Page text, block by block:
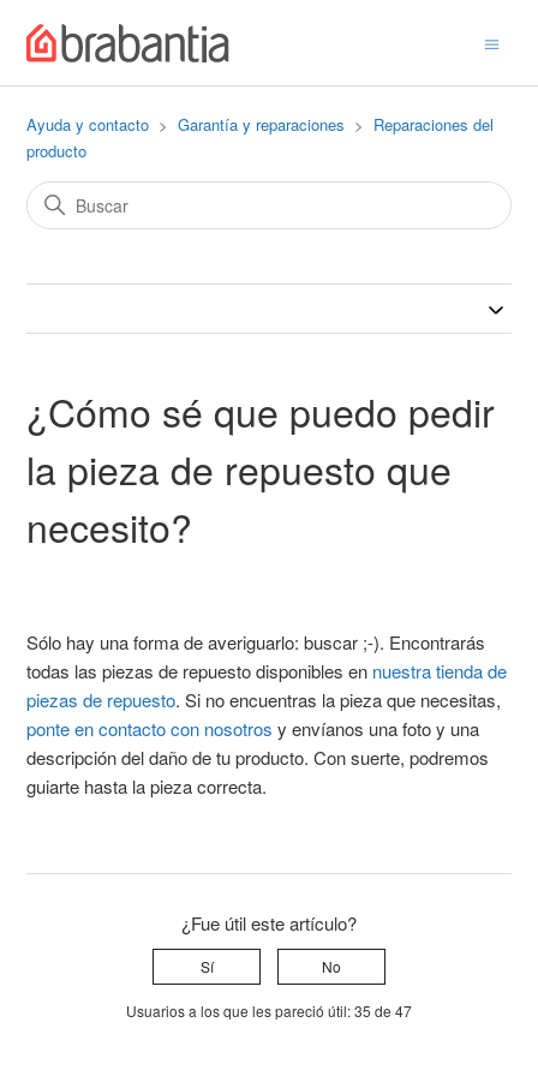
Ayuda y contacto Garantía y reparaciones
Reparaciones del
producto
¿Cómo sé que puedo pedir
la pieza de repuesto que
necesito?
Sólo hay una forma de averiguarlo: buscar ;-). Encontrarás
todas las piezas de repuesto disponibles en nuestra tienda de
piezas de repuesto. Si no encuentras la pieza que necesitas,
ponte en contacto con nosotros y envíanos una foto y una
descripción del daño de tu producto. Con suerte, podremos
guiarte hasta la pieza correcta.
¿Fue útil este artículo?
Sí No
Usuarios a los que les pareció útil: 35 de 47